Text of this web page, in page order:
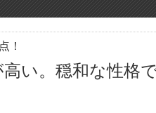
！
い。穏和な性格